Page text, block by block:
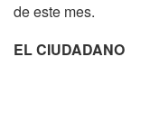
de este mes.
EL CIUDADANO